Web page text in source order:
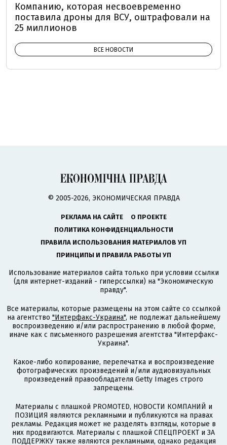
Компанию, которая несвоевременно
поставила дроны для ВСУ, оштрафовали на
25 миллионов
ВСЕ НОВОСТИ
© 2005-2026, ЭКОНОМИЧЕСКАЯ ПРАВДА
РЕКЛАМА НА САЙТЕ
О ПРОЕКТЕ
ПОЛИТИКА КОНФИДЕНЦИАЛЬНОСТИ
ПРАВИЛА ИСПОЛЬЗОВАНИЯ МАТЕРИАЛОВ УП
ПРИНЦИПЫ И ПРАВИЛА РАБОТЫ УП
Использование материалов сайта только при условии ссылки
(для интернет-изданий - гиперссылки) на "Экономическую
правду".
Все материалы, которые размещены на этом сайте со ссылкой
на агентство "Интерфакс-Украина", не подлежат дальнейшему
воспроизведению и/или распространению в любой форме,
иначе как с письменного разрешения агентства "Интерфакс-
Украина".
Какое-либо копирование, перепечатка и воспроизведение
фотографических произведений и/или аудиовизуальных
произведений правообладателя Getty Images строго
запрещены.
Материалы с плашкой PROMOTED, НОВОСТИ КОМПАНИЙ и
ПОЗИЦИЯ являются рекламными и публикуются на правах
рекламы. Редакция может не разделять взгляды, которые в
них продвигаются. Материалы с плашкой СПЕЦПРОЕКТ и ЗА
ПОДДЕРЖКУ также являются рекламными, однако редакция